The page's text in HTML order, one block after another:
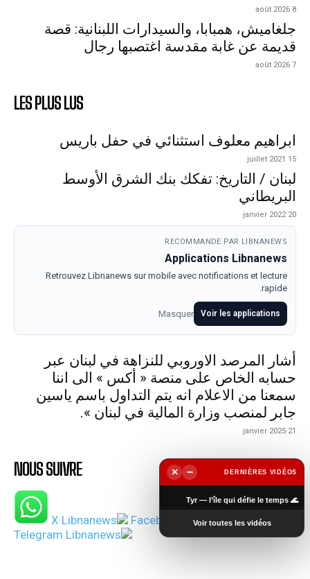
8 août 2026
جلغاميش، همبابا، والسيدارات اللبنانية: قصة
قديمة عن غابة مقدسة اغتصبها رجال
7 août 2026
LES PLUS LUS
ابراهيم معلوف استثنائي في حفل باريس
15 juillet 2021
لبنان / التاريخ: تفكك بنك الشرق الأوسط
البريطاني
20 janvier 2022
RECOMMANDE PAR LIBNANEWS
Applications Libnanews
Retrouvez Libnanews sur mobile avec notifications et lecture
rapide.
Voir les applications
Masquer
أشار المرصد الاوروبي للنزاهة في لبنان عبر
حسابه الخاص على منصة « أكس » الى اننا
سمعنا من الاعلام انه يتم التداول باسم ياسين
جابر لمنصب وزارة المالية في لبنان ».
21 janvier 2025
NOUS SUIVRE DERNIÈRES VIDÉOS
−
×
🌊 Tyr — l’île qui défie le temps
Voir toutes les vidéos